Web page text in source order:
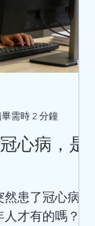
心病，是
患了冠心病暈
才有的嗎？為
需時 2 分鐘